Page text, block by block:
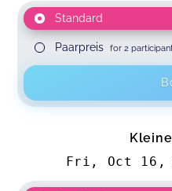
Standard
Paarpreis for 2
Fri, Oct 16,